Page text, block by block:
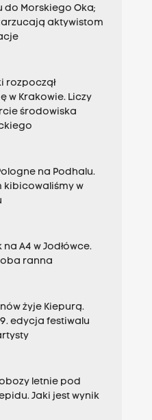
do Morskiego Oka;
aktywistom
rozpoczął
w Krakowie. Liczy
środowiska
na Podhalu.
kibicowaliśmy w
A4 w Jodłówce.
ranna
żyje Kiepurą.
edycja festiwalu
letnie pod
Jaki jest wynik